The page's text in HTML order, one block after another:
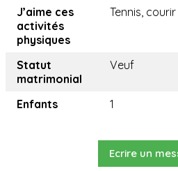
J’aime ces
activités
physiques
Tennis, courir
Statut
matrimonial
Veuf
Enfants 1
Ecrire un